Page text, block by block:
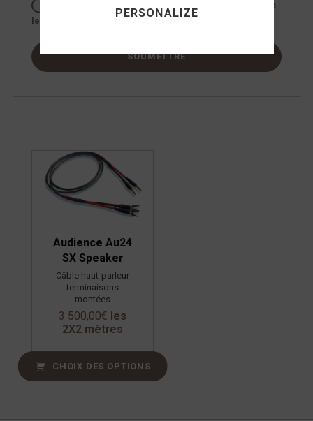
Enregistrer mon nom, mon e-mail et mon site dans
le navigateur pour mon prochain commentaire.
Audience Au24
SX Speaker
Câble haut-parleur
terminaisons
montées
3 500,00€ les
2X2 mètres
CHOIX DES OPTIONS
PERSONALIZE